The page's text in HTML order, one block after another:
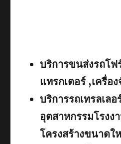
บริการขนส่งรถโ
แทรกเตอร์ ,เครื่อ
บริการรถเทรลเล
อุตสาหกรรมโรงง
โครงสร้างขนาด